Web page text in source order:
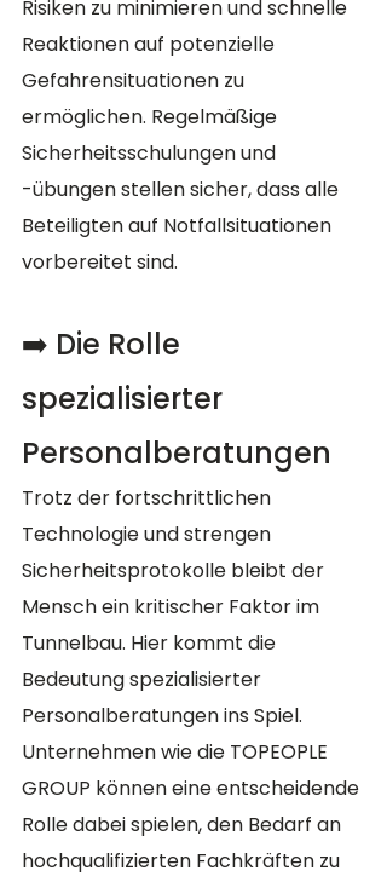
Risiken zu minimieren und schnelle
Reaktionen auf potenzielle
Gefahrensituationen zu
ermöglichen. Regelmäßige
Sicherheitsschulungen und
-übungen stellen sicher, dass alle
Beteiligten auf Notfallsituationen
vorbereitet sind.
➡️ Die Rolle
spezialisierter
Personalberatungen
Trotz der fortschrittlichen
Technologie und strengen
Sicherheitsprotokolle bleibt der
Mensch ein kritischer Faktor im
Tunnelbau. Hier kommt die
Bedeutung spezialisierter
Personalberatungen ins Spiel.
Unternehmen wie die TOPEOPLE
GROUP können eine entscheidende
Rolle dabei spielen, den Bedarf an
hochqualifizierten Fachkräften zu